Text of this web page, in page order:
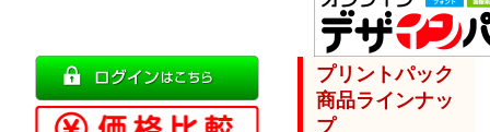
プリントパック
商品ラインナッ
プ